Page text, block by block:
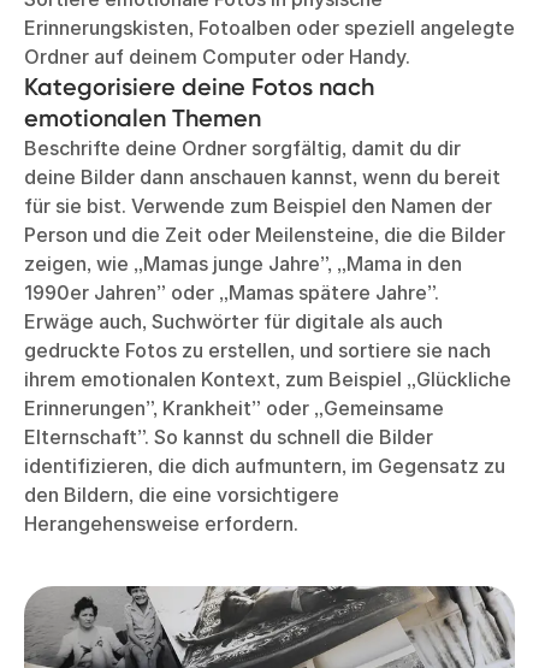
Erinnerungskisten, Fotoalben oder speziell angelegte
Ordner auf deinem Computer oder Handy.
Kategorisiere deine Fotos nach
emotionalen Themen
Beschrifte deine Ordner sorgfältig, damit du dir
deine Bilder dann anschauen kannst, wenn du bereit
für sie bist. Verwende zum Beispiel den Namen der
Person und die Zeit oder Meilensteine, die die Bilder
zeigen, wie „Mamas junge Jahre”, „Mama in den
1990er Jahren” oder „Mamas spätere Jahre”.
Erwäge auch, Suchwörter für digitale als auch
gedruckte Fotos zu erstellen, und sortiere sie nach
ihrem emotionalen Kontext, zum Beispiel „Glückliche
Erinnerungen”, Krankheit” oder „Gemeinsame
Elternschaft”. So kannst du schnell die Bilder
identifizieren, die dich aufmuntern, im Gegensatz zu
den Bildern, die eine vorsichtigere
Herangehensweise erfordern.